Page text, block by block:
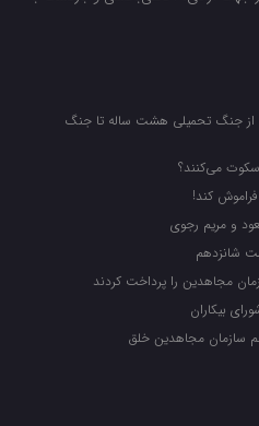
از جنگ تحمیلی هشت ساله تا جنگ
می‌کنند؟
کند!
و مریم رجوی
شانزدهم
مجاهدین را پرداخت کردند
بیکاران
سازمان مجاهدین خلق